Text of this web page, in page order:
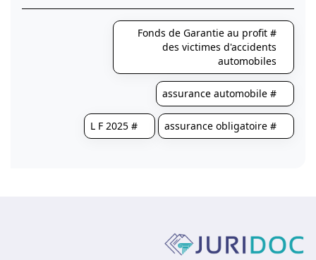
# Fonds de Garantie au profit
des victimes d'accidents
automobiles
# assurance automobile
# assurance obligatoire
# L F 2025